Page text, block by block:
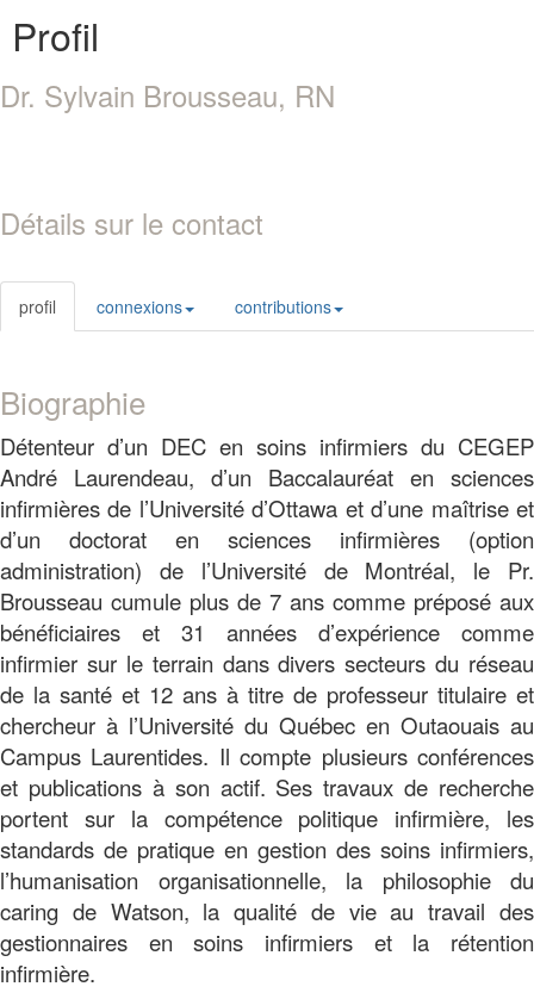
Profil
Dr. Sylvain Brousseau, RN
Détails sur le contact
profil connexions contributions
Biographie
Détenteur d’un DEC en soins infirmiers du CEGEP
André Laurendeau, d’un Baccalauréat en sciences
infirmières de l’Université d’Ottawa et d’une maîtrise et
d’un doctorat en sciences infirmières (option
administration) de l’Université de Montréal, le Pr.
Brousseau cumule plus de 7 ans comme préposé aux
bénéficiaires et 31 années d’expérience comme
infirmier sur le terrain dans divers secteurs du réseau
de la santé et 12 ans à titre de professeur titulaire et
chercheur à l’Université du Québec en Outaouais au
Campus Laurentides. Il compte plusieurs conférences
et publications à son actif. Ses travaux de recherche
portent sur la compétence politique infirmière, les
standards de pratique en gestion des soins infirmiers,
l’humanisation organisationnelle, la philosophie du
caring de Watson, la qualité de vie au travail des
gestionnaires en soins infirmiers et la rétention
infirmière.